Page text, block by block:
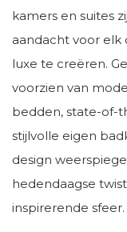
kamers en suites
aandacht voor elk
luxe te creëren.
voorzien van
bedden, state-of-
stijlvolle eigen
design
hedendaagse
inspirerende sfeer.